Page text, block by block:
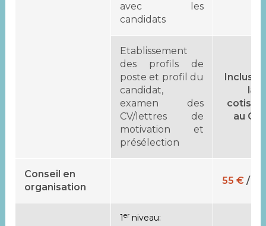
avec les
candidats
Etablissement
des profils de
poste et profil du
candidat,
examen des
CV/lettres de
motivation et
présélection
Inclus
la
au
Conseil en
organisation
55 € /
1 erniveau: